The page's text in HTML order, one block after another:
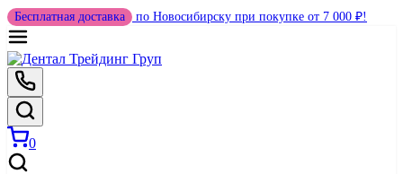
Бесплатная доставка по Новосибирску при покупке от 7 000 ₽!
0